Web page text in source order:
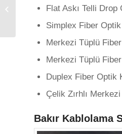
Flat Askı Telli Drop
Simplex Fiber
Merkezi Tüplü
Merkezi Tüplü
Duplex Fiber Optik
Çelik Zırhlı
Bakır Kablolama
Enerji Şebekesi